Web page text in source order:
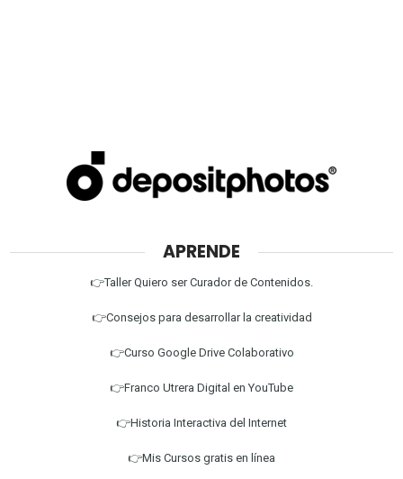
APRENDE
👉Taller Quiero ser Curador de Contenidos.
👉Consejos para desarrollar la creatividad
👉Curso Google Drive Colaborativo
👉Franco Utrera Digital en YouTube
👉Historia Interactiva del Internet
👉Mis Cursos gratis en línea